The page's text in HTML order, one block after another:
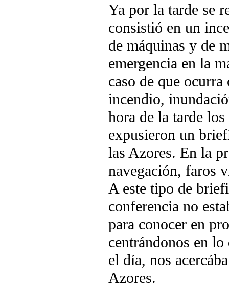
Ya por la tarde se
consistió en un
de máquinas y de
emergencia en la
caso de que
incendio,
hora de la tarde
expusieron un
las Azores. En la
navegación, faros
A este tipo de
conferencia no
para conocer en
centrándonos en
el día, nos
Azores.